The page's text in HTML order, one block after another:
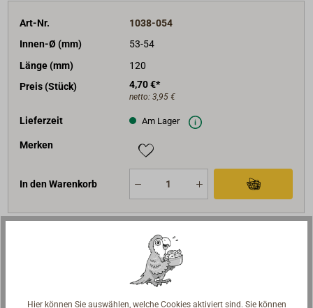
Art-Nr.
1038-054
Innen-Ø (mm)
53-54
Länge (mm)
120
Preis (Stück)
4,70 €*
netto: 3,95 €
Lieferzeit Am Lager
Merken
In den Warenkorb
Aus Kunststoff. Farbe: schwarz.
Hier können Sie auswählen, welche Cookies aktiviert sind. Sie können